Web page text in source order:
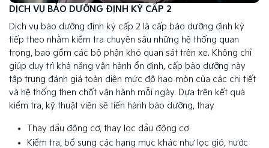
DỊCH VỤ BẢO DƯỠNG ĐỊNH KỲ CẤP 2
Dịch vụ bảo dưỡng định kỳ cấp 2 là cấp bảo dưỡng định kỳ
tiếp theo nhằm kiểm tra chuyên sâu những hệ thống quan
trọng, bao gồm các bộ phận khó quan sát trên xe. Không chỉ
giúp duy trì khả năng vận hành ổn định, cấp bảo dưỡng này
tập trung đánh giá toàn diện mức độ hao mòn của các chi tiết
và hệ thống then chốt vận hành mỗi ngày. Dựa trên kết quả
kiểm tra, kỹ thuật viên sẽ tiến hành bảo dưỡng, thay
Thay dầu động cơ, thay lọc dầu động cơ
Kiểm tra, bổ sung các hạng mục khác như lọc gió, nước